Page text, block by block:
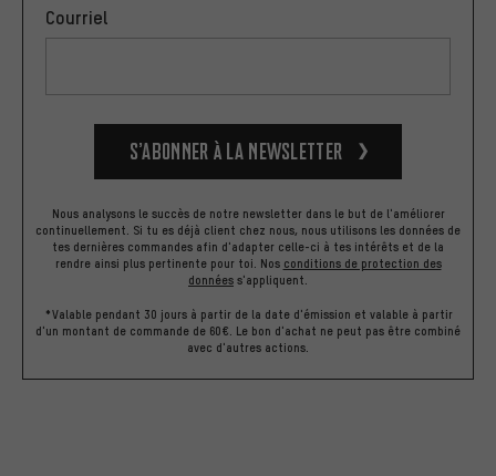
Courriel
S’abonner à la newsletter
Nous analysons le succès de notre newsletter dans le but de l'améliorer
continuellement. Si tu es déjà client chez nous, nous utilisons les données de
tes dernières commandes afin d'adapter celle-ci à tes intérêts et de la
rendre ainsi plus pertinente pour toi. Nos conditions de protection des
données s'appliquent.
*Valable pendant 30 jours à partir de la date d'émission et valable à partir
d'un montant de commande de 60€. Le bon d'achat ne peut pas être combiné
avec d'autres actions.